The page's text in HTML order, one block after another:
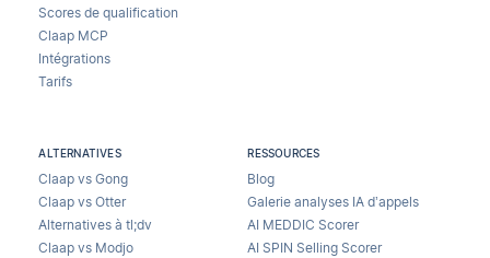
Scores de qualification
Claap MCP
Intégrations
Tarifs
ALTERNATIVES
Claap vs Gong
Claap vs Otter
Alternatives à tl;dv
Claap vs Modjo
RESSOURCES
Blog
Galerie analyses IA d’appels
AI MEDDIC Scorer
AI SPIN Selling Scorer